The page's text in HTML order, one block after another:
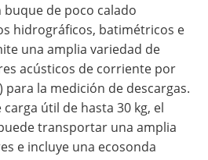
buque de poco calado
hidrográficos, batimétricos e
una amplia variedad de
acústicos de corriente por
para la medición de descargas.
útil de hasta 30 kg, el
transportar una amplia
e incluye una ecosonda